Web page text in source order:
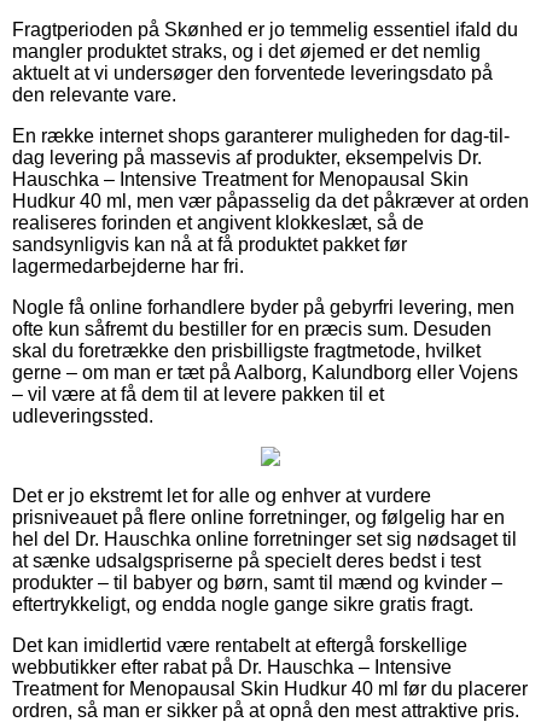
Fragtperioden på Skønhed er jo temmelig essentiel ifald du
mangler produktet straks, og i det øjemed er det nemlig
aktuelt at vi undersøger den forventede leveringsdato på
den relevante vare.
En række internet shops garanterer muligheden for dag-til-
dag levering på massevis af produkter, eksempelvis Dr.
Hauschka – Intensive Treatment for Menopausal Skin
Hudkur 40 ml, men vær påpasselig da det påkræver at orden
realiseres forinden et angivent klokkeslæt, så de
sandsynligvis kan nå at få produktet pakket før
lagermedarbejderne har fri.
Nogle få online forhandlere byder på gebyrfri levering, men
ofte kun såfremt du bestiller for en præcis sum. Desuden
skal du foretrække den prisbilligste fragtmetode, hvilket
gerne – om man er tæt på Aalborg, Kalundborg eller Vojens
– vil være at få dem til at levere pakken til et
udleveringssted.
Det er jo ekstremt let for alle og enhver at vurdere
prisniveauet på flere online forretninger, og følgelig har en
hel del Dr. Hauschka online forretninger set sig nødsaget til
at sænke udsalgspriserne på specielt deres bedst i test
produkter – til babyer og børn, samt til mænd og kvinder –
eftertrykkeligt, og endda nogle gange sikre gratis fragt.
Det kan imidlertid være rentabelt at eftergå forskellige
webbutikker efter rabat på Dr. Hauschka – Intensive
Treatment for Menopausal Skin Hudkur 40 ml før du placerer
ordren, så man er sikker på at opnå den mest attraktive pris.